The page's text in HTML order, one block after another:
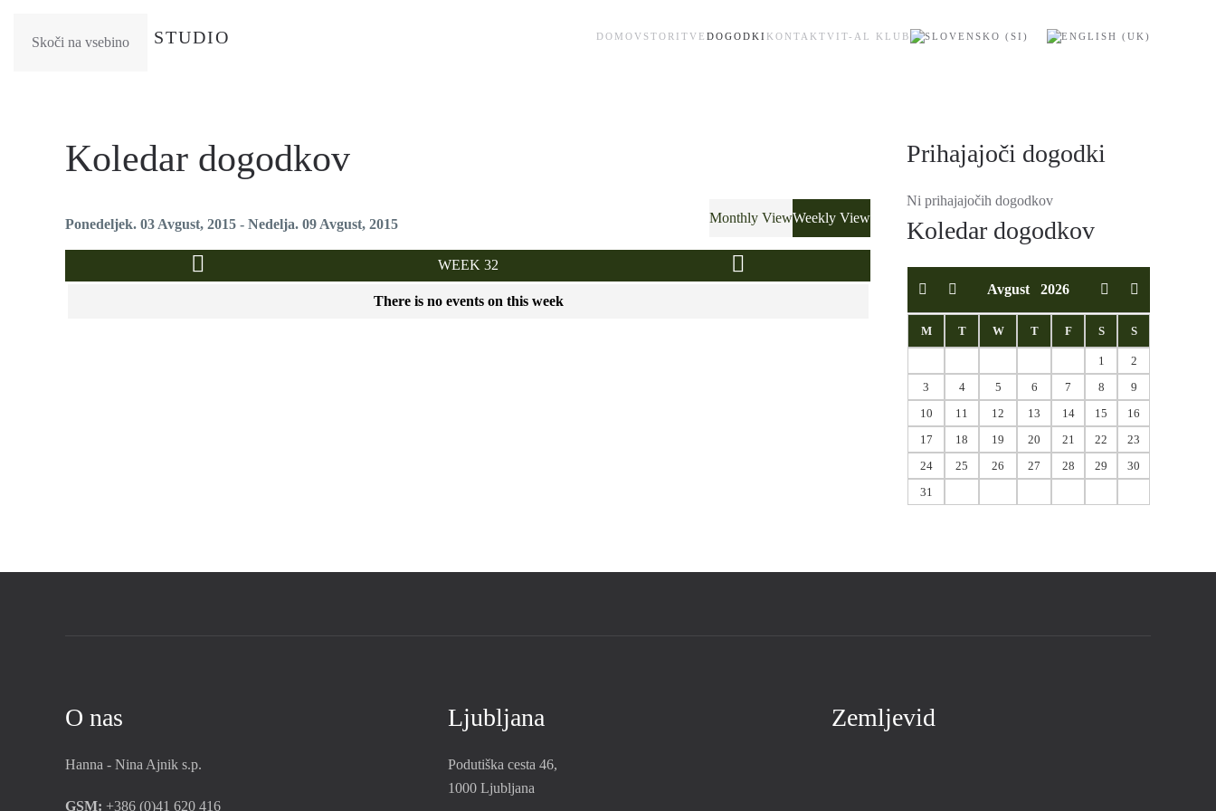
Skoči na vsebino DOMOV STORITVE DOGODKI KONTAKTVIT-AL KLUB
Koledar dogodkov
Ponedeljek. 03 Avgust, 2015 - Nedelja. 09 Avgust, 2015 Monthly ViewWeekly View
WEEK 32
There is no events on this week
Prihajajoči dogodki
Ni prihajajočih dogodkov
Koledar dogodkov
Avgust 2026
M T W T F S S
1
2
3
4 5 6 7 8
9
10
11 12 13 14 15
16
17
18 19 20 21 22
23
24
25 26 27 28 29
30
31
O nas
Hanna - Nina Ajnik s.p.
GSM: +386 (0)41 620 416
Ljubljana
Podutiška cesta 46,
1000 Ljubljana
Zemljevid